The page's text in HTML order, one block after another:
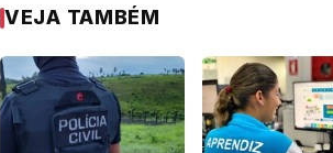
VEJA TAMBÉM